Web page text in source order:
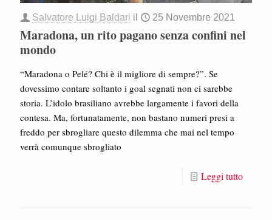
Salvatore Luigi Baldari il 25 Novembre 2021
Maradona, un rito pagano senza confini nel
mondo
“Maradona o Pelé? Chi è il migliore di sempre?”. Se
dovessimo contare soltanto i goal segnati non ci sarebbe
storia. L’idolo brasiliano avrebbe largamente i favori della
contesa. Ma, fortunatamente, non bastano numeri presi a
freddo per sbrogliare questo dilemma che mai nel tempo
verrà comunque sbrogliato
Leggi tutto